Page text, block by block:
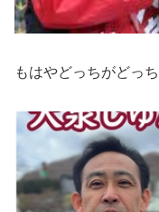
もはやどっちがどっ